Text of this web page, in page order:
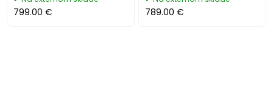
799.00 € 789.00 €